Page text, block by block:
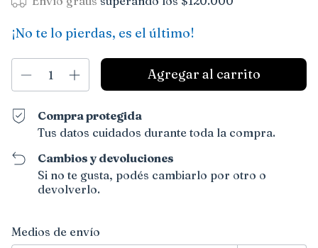
¡No te lo pierdas, es el último!
Compra protegida
Tus datos cuidados durante toda la compra.
Cambios y devoluciones
Si no te gusta, podés cambiarlo por otro o
devolverlo.
Entregas para el CP:
Medios de envío